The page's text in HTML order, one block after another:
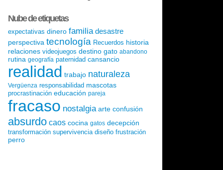
Nube de etiquetas
expectativas dinero familia desastre
perspectiva tecnología Recuerdos historia
relaciones videojuegos destino gato abandono
rutina geografía paternidad cansancio
realidad trabajo naturaleza
Vergüenza responsabilidad mascotas
procrastinación educación pareja
fracaso nostalgia arte confusión
absurdo caos cocina gatos decepción
transformación supervivencia diseño frustración
perro